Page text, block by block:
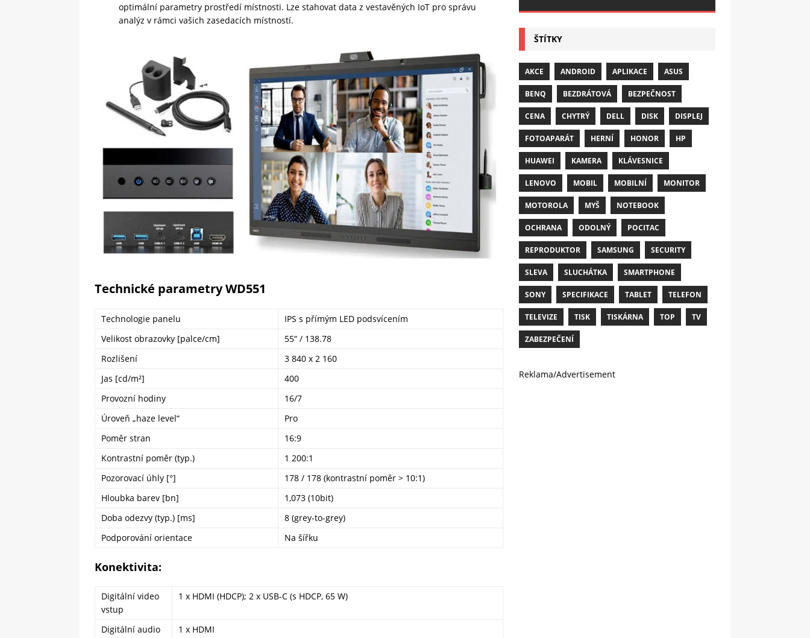
optimální parametry prostředí místnosti. Lze stahovat data z vestavěných IoT pro správu
analýz v rámci vašich zasedacích místností.
Technické parametry WD551
Technologie panelu
IPS s přímým LED podsvícením
Velikost obrazovky [palce/cm]
55“ / 138.78
Rozlišení
3 840 x 2 160
Jas [cd/m²]
400
Provozní hodiny
16/7
Úroveň „haze level“
Pro
Poměr stran
16:9
Kontrastní poměr (typ.)
1 200:1
Pozorovací úhly [°]
178 / 178 (kontrastní poměr > 10:1)
Hloubka barev [bn]
1,073 (10bit)
Doba odezvy (typ.) [ms]
8 (grey-to-grey)
Podporování orientace
Na šířku
Konektivita:
Digitální video
vstup
1 x HDMI (HDCP); 2 x USB-C (s HDCP, 65 W)
Digitální audio
1 x HDMI
ŠTÍTKY
AKCE ANDROID APLIKACE ASUS
BENQ BEZDRÁTOVÁ BEZPEČNOST
CENA CHYTRÝ DELL DISK DISPLEJ
FOTOAPARÁT HERNÍ HONOR HP
HUAWEI KAMERA KLÁVESNICE
LENOVO MOBIL MOBILNÍ MONITOR
MOTOROLA MYŠ NOTEBOOK
OCHRANA ODOLNÝ POCITAC
REPRODUKTOR SAMSUNG SECURITY
SLEVA SLUCHÁTKA SMARTPHONE
SONY SPECIFIKACE TABLET TELEFON
TELEVIZE TISK TISKÁRNA TOP TV
ZABEZPEČENÍ
Reklama/Advertisement